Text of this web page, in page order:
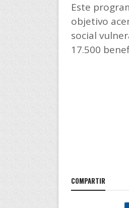
Este
objetivo
social
17.500
COMPARTIR